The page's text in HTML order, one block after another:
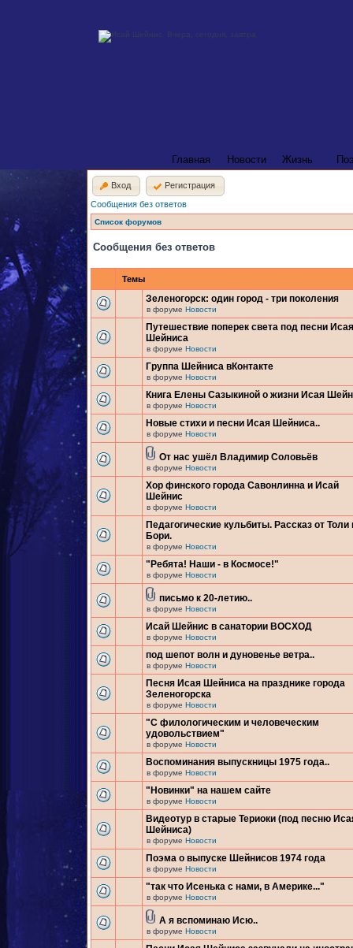
Главная Новости Жизнь
Вход
Регистрация
Сообщения без ответов
Список форумов
Сообщения без ответов
Темы
Зеленогорск: один город - три поколения
в форуме Новости
Путешествие поперек света под песни Исая
Шейниса
в форуме Новости
Группа Шейниса вКонтакте
в форуме Новости
Книга Елены Сазыкиной о жизни Исая
в форуме Новости
Новые стихи и песни Исая Шейниса..
в форуме Новости
От нас ушёл Владимир Соловьёв
в форуме Новости
Хор финского города Савонлинна и Исай
Шейнис
в форуме Новости
Педагогические кульбиты. Рассказ от Толи
Бори.
в форуме Новости
"Ребята! Наши - в Космосе!"
в форуме Новости
письмо к 20-летию..
в форуме Новости
Исай Шейнис в санатории ВОСХОД
в форуме Новости
под шепот волн и дуновенье ветра..
в форуме Новости
Песня Исая Шейниса на празднике города
Зеленогорска
в форуме Новости
"С филологическим и человеческим
удовольствием"
в форуме Новости
Воспоминания выпускницы 1975 года..
в форуме Новости
"Новинки" на нашем сайте
в форуме Новости
Видеотур в старые Териоки (под песню
Шейниса)
в форуме Новости
Поэма о выпуске Шейнисов 1974 года
в форуме Новости
"так что Исенька с нами, в Америке..."
в форуме Новости
А я вспоминаю Исю..
в форуме Новости